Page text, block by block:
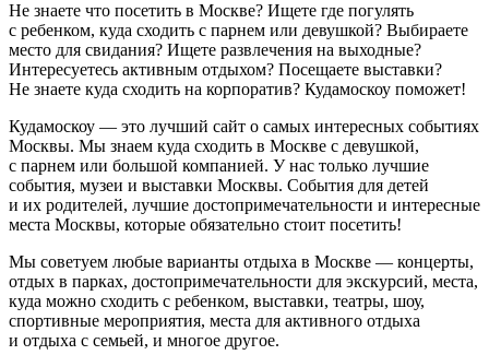
Не знаете что посетить в Москве? Ищете где погулять
с ребенком, куда сходить с парнем или девушкой? Выбираете
место для свидания? Ищете развлечения на выходные?
Интересуетесь активным отдыхом? Посещаете выставки?
Не знаете куда сходить на корпоратив? Кудамоскоу поможет!
Кудамоскоу — это лучший сайт о самых интересных событиях
Москвы. Мы знаем куда сходить в Москве с девушкой,
с парнем или большой компанией. У нас только лучшие
события, музеи и выставки Москвы. События для детей
и их родителей, лучшие достопримечательности и интересные
места Москвы, которые обязательно стоит посетить!
Мы советуем любые варианты отдыха в Москве — концерты,
отдых в парках, достопримечательности для экскурсий, места,
куда можно сходить с ребенком, выставки, театры, шоу,
спортивные мероприятия, места для активного отдыха
и отдыха с семьей, и многое другое.